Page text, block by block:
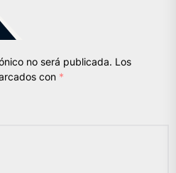
no será publicada. Los
con *